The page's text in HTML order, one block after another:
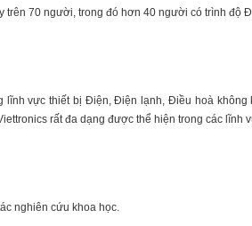
trên 70 người, trong đó hơn 40 người có trình độ
lĩnh vực thiết bị Điện, Điện lạnh, Điều hoà không
rất đa dạng được thể hiện trong các lĩnh
nghiên cứu khoa học.